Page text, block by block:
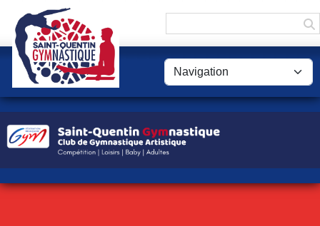
Panneau de gestion des cookies